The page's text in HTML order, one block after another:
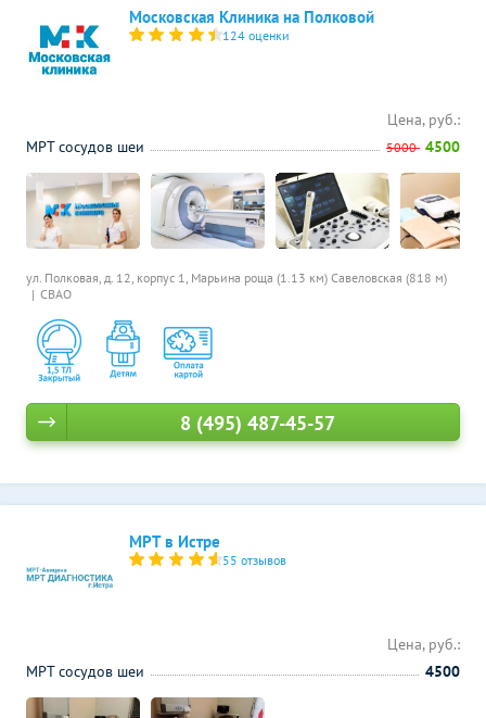
Московская Клиника на Полковой
124 оценки
ул. Полковая, д. 12, корпус 1, Марьина роща (1.13 км) Савеловская (818 м)
СВАО
Цена, руб.:
МРТ сосудов шеи
5000 4500
8 (495) 487-45-57
МРТ в Истре
55 отзывов
Цена, руб.:
МРТ сосудов шеи
4500